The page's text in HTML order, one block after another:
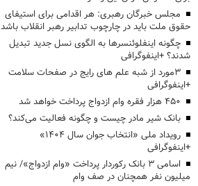
مجلس خبرگان رهبری: هر اقدامی برای استیفای
حقوق ملت باید در چارچوب تدابیر رهبر انقلاب باشد
چگونه اینفلوئنسرها به الگوی نسل جدید تبدیل
شدند؟ +اینفوگرافی
3مورد از شبه علم های رایج در صفحات سلامت
+اینفوگرافی
۴۵۰ هزار فقره وام ازدواج پرداخت خواهد شد
بانک شیر مادر چیست و چگونه فعالیت می‌کند؟
رویداد ملی «انتخاب جوان سال ۱۴۰۴»
+اینفوگرافی
اسامی ۳ بانک رکوردار پرداخت «وام ازدواج»/ نیم
میلیون نفر همچنان در صف وام